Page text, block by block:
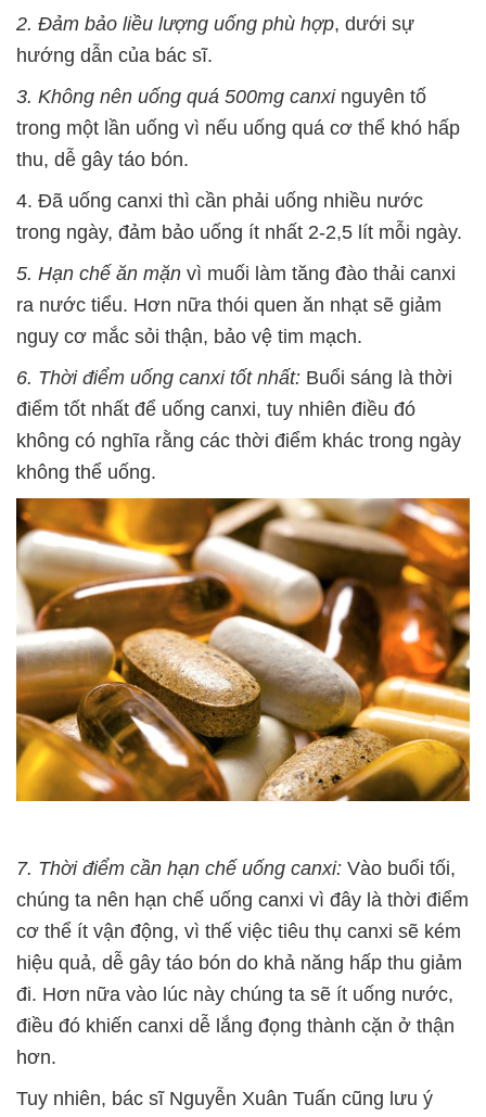
2. Đảm bảo liều lượng uống phù hợp, dưới sự
hướng dẫn của bác sĩ.
3. Không nên uống quá 500mg canxinguyên tố
trong một lần uống vì nếu uống quá cơ thể khó hấp
thu, dễ gây táo bón.
4. Đã uống canxi thì cần phải uống nhiều nước
trong ngày, đảm bảo uống ít nhất 2-2,5 lít mỗi ngày.
5. Hạn chế ăn mặn vì muối làm tăng đào thải canxi
ra nước tiểu. Hơn nữa thói quen ăn nhạt sẽ giảm
nguy cơ mắc sỏi thận, bảo vệ tim mạch.
6. Thời điểm uống canxi tốt nhất: Buổi sáng là thời
điểm tốt nhất để uống canxi, tuy nhiên điều đó
không có nghĩa rằng các thời điểm khác trong ngày
không thể uống.
7. Thời điểm cần hạn chế uống canxi: Vào buổi tối,
chúng ta nên hạn chế uống canxi vì đây là thời điểm
cơ thể ít vận động, vì thế việc tiêu thụ canxi sẽ kém
hiệu quả, dễ gây táo bón do khả năng hấp thu giảm
đi. Hơn nữa vào lúc này chúng ta sẽ ít uống nước,
điều đó khiến canxi dễ lắng đọng thành cặn ở thận
hơn.
Tuy nhiên, bác sĩ Nguyễn Xuân Tuấn cũng lưu ý